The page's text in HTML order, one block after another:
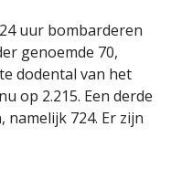
uur bombarderen
genoemde 70,
dodental van het
op 2.215. Een derde
724. Er zijn